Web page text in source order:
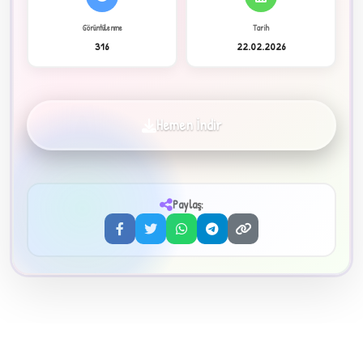
Görüntülenme
316
Tarih
22.02.2026
Hemen İndir
Paylaş: